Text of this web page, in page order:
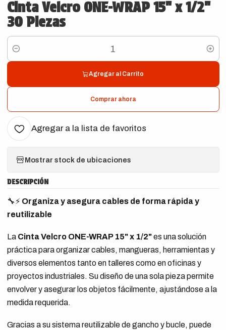
Cinta Velcro ONE-WRAP 15" x 1/2"
30 Piezas
Cantidad
Agregar al Carrito
Comprar ahora
Agregar a la lista de favoritos
Mostrar stock de ubicaciones
DESCRIPCIÓN
🔧⚡ Organiza y asegura cables de forma rápida y
reutilizable
La Cinta Velcro ONE-WRAP 15" x 1/2"es una solución
práctica para organizar cables, mangueras, herramientas y
diversos elementos tanto en talleres como en oficinas y
proyectos industriales. Su diseño de una sola pieza permite
envolver y asegurar los objetos fácilmente, ajustándose a la
medida requerida.
Gracias a su sistema reutilizable de gancho y bucle, puede